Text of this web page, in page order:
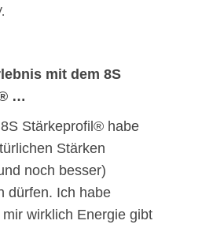
mit dem 8S
…
Stärkeprofil® habe
Stärken
noch besser)
dürfen. Ich habe
wirklich Energie gibt